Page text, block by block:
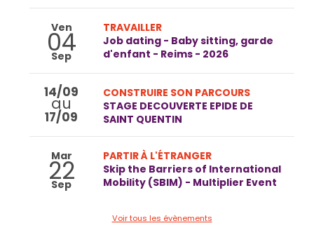
Ven
04
Sep
TRAVAILLER
Job dating - Baby sitting, garde
d'enfant - Reims - 2026
14/09
au
17/09
CONSTRUIRE SON PARCOURS
STAGE DECOUVERTE EPIDE DE
SAINT QUENTIN
Mar
22
Sep
PARTIR À L'ÉTRANGER
Skip the Barriers of International
Mobility (SBIM) - Multiplier Event
Voir tous les évènements